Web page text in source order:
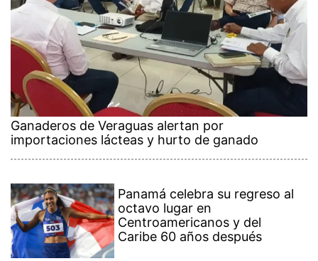
Ganaderos de Veraguas alertan por
importaciones lácteas y hurto de ganado
Panamá celebra su regreso al
octavo lugar en
Centroamericanos y del
Caribe 60 años después